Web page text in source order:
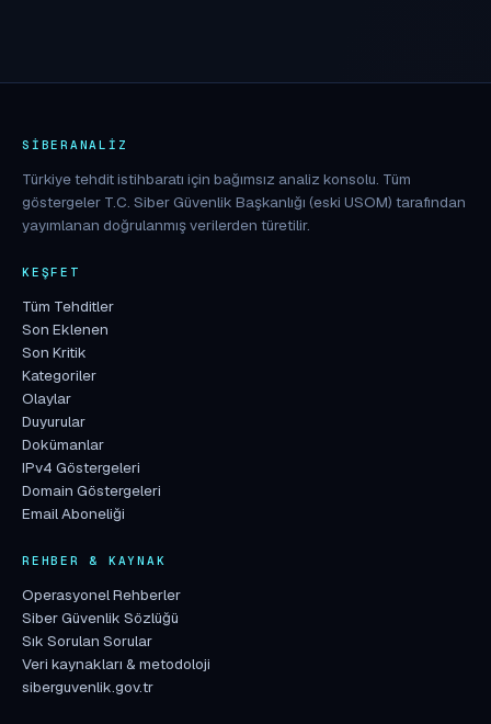
SIBERANALIZ
Türkiye tehdit istihbaratı için bağımsız analiz konsolu. Tüm
göstergeler T.C. Siber Güvenlik Başkanlığı (eski USOM) tarafından
yayımlanan doğrulanmış verilerden türetilir.
KEŞFET
Tüm Tehditler
Son Eklenen
Son Kritik
Kategoriler
Olaylar
Duyurular
Dokümanlar
IPv4 Göstergeleri
Domain Göstergeleri
Email Aboneliği
REHBER & KAYNAK
Operasyonel Rehberler
Siber Güvenlik Sözlüğü
Sık Sorulan Sorular
Veri kaynakları & metodoloji
siberguvenlik.gov.tr